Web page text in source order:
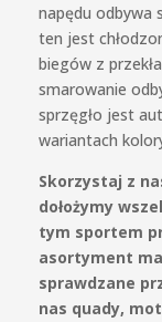
napędu odbywa
ten jest
biegów z
smarowanie
sprzęgło jest
wariantach
Skorzystaj z
dołożymy
tym sportem
asortyment
sprawdzane
nas quady,